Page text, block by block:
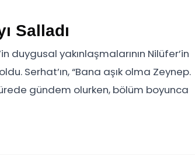
Salladı
duygusal yakınlaşmalarının Nilüfer’in
Serhat’ın, “Bana aşık olma Zeynep.
gündem olurken, bölüm boyunca